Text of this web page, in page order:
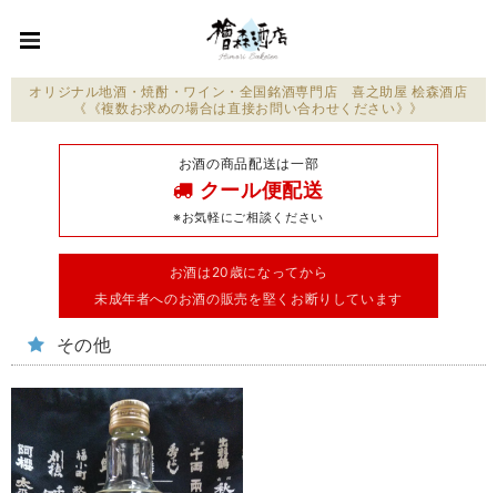
オリジナル地酒・焼酎・ワイン・全国銘酒専門店 喜之助屋 桧森酒店
《《複数お求めの場合は直接お問い合わせください》》
お酒の商品配送は一部
クール便配送
※お気軽にご相談ください
お酒は20歳になってから
未成年者へのお酒の販売を堅くお断りしています
その他